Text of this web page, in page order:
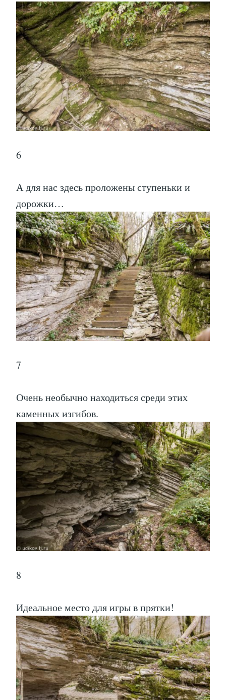
6
А для нас здесь проложены ступеньки и
дорожки…
7
Очень необычно находиться среди этих
каменных изгибов.
8
Идеальное место для игры в прятки!